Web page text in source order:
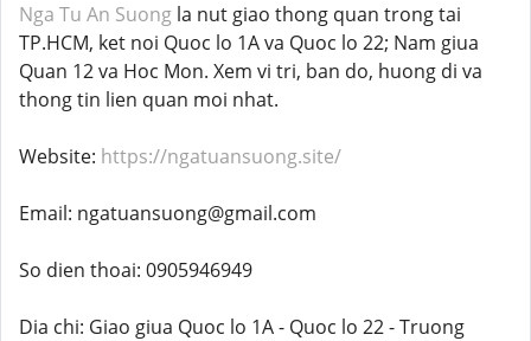
Nga Tu An Suong la nut giao thong quan trong tai
TP.HCM, ket noi Quoc lo 1A va Quoc lo 22; Nam giua
Quan 12 va Hoc Mon. Xem vi tri, ban do, huong di va
thong tin lien quan moi nhat.
Website: https://ngatuansuong.site/
Email: ngatuansuong@gmail.com
So dien thoai: 0905946949
Dia chi: Giao giua Quoc lo 1A - Quoc lo 22 - Truong